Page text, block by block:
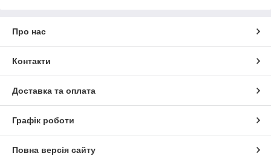
Про нас
Контакти
Доставка та оплата
Графік роботи
Повна версія сайту